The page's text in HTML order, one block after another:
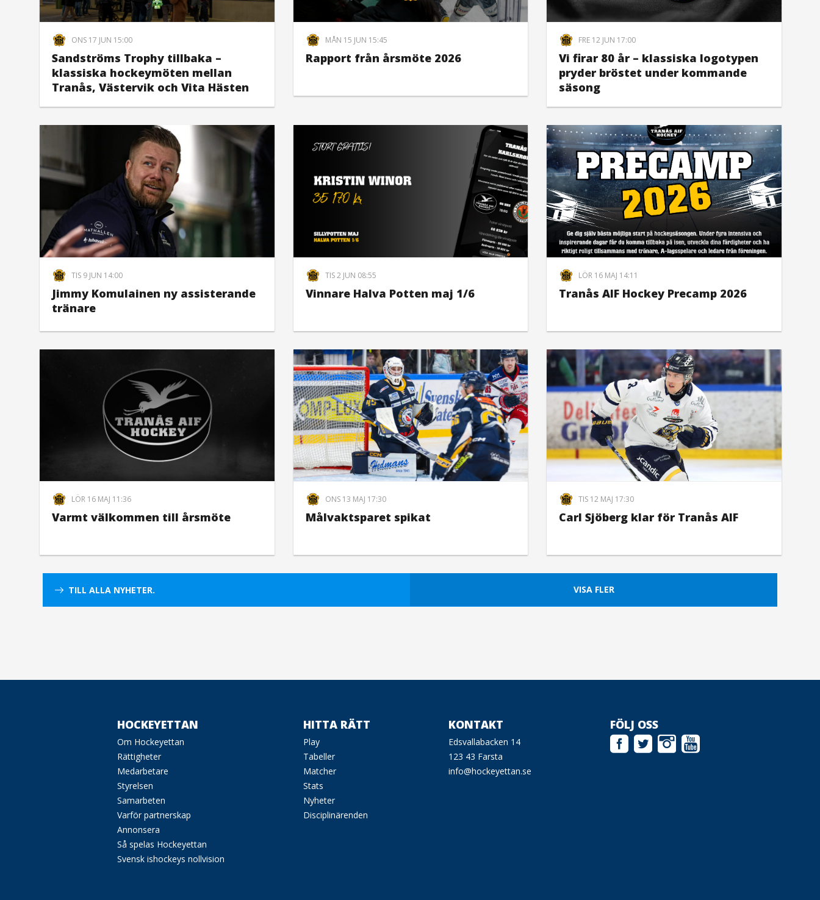
ONS 17 JUN 15:00
Sandströms Trophy tillbaka –
klassiska hockeymöten mellan
Tranås, Västervik och Vita Hästen
MÅN 15 JUN 15:45
Rapport från årsmöte 2026
FRE 12 JUN 17:00
Vi firar 80 år – klassiska logotypen
pryder bröstet under kommande
säsong
TIS 9 JUN 14:00
Jimmy Komulainen ny assisterande
tränare
TIS 2 JUN 08:55
Vinnare Halva Potten maj 1/6
LÖR 16 MAJ 14:11
Tranås AIF Hockey Precamp 2026
LÖR 16 MAJ 11:36
Varmt välkommen till årsmöte
ONS 13 MAJ 17:30
Målvaktsparet spikat
TIS 12 MAJ 17:30
Carl Sjöberg klar för Tranås AIF
VISA FLER
TILL ALLA NYHETER.
HOCKEYETTAN
Om Hockeyettan
Rättigheter
Medarbetare
Styrelsen
Samarbeten
Varför partnerskap
Annonsera
Så spelas Hockeyettan
Svensk ishockeys nollvision
HITTA RÄTT
Play
Tabeller
Matcher
Stats
Nyheter
Disciplinärenden
KONTAKT
Edsvallabacken 14
123 43 Farsta
info@hockeyettan.se
FÖLJ OSS